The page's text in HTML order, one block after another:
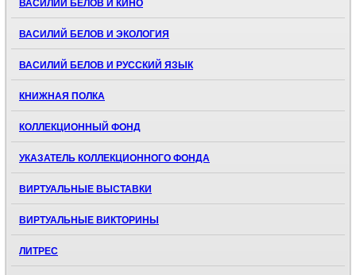
ВАСИЛИЙ БЕЛОВ И КИНО
ВАСИЛИЙ БЕЛОВ И ЭКОЛОГИЯ
ВАСИЛИЙ БЕЛОВ И РУССКИЙ ЯЗЫК
КНИЖНАЯ ПОЛКА
КОЛЛЕКЦИОННЫЙ ФОНД
УКАЗАТЕЛЬ КОЛЛЕКЦИОННОГО ФОНДА
ВИРТУАЛЬНЫЕ ВЫСТАВКИ
ВИРТУАЛЬНЫЕ ВИКТОРИНЫ
ЛИТРЕС